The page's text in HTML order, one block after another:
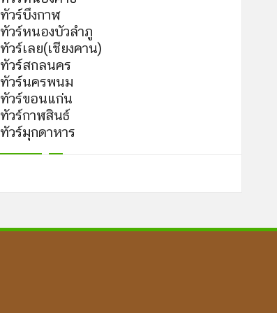
ทัวร์บึงกาฬ
ทัวร์หนองบัวลำภู
ทัวร์เลย(เชียงคาน)
ทัวร์สกลนคร
ทัวร์นครพนม
ทัวร์ขอนแก่น
ทัวร์กาฬสินธ์
ทัวร์มุกดาหาร